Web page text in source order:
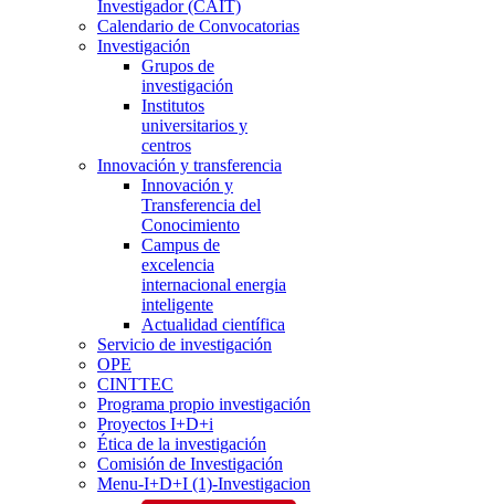
Investigador (CAIT)
Calendario de Convocatorias
Investigación
Grupos de
investigación
Institutos
universitarios y
centros
Innovación y transferencia
Innovación y
Transferencia del
Conocimiento
Campus de
excelencia
internacional energia
inteligente
Actualidad científica
Servicio de investigación
OPE
CINTTEC
Programa propio investigación
Proyectos I+D+i
Ética de la investigación
Comisión de Investigación
Menu-I+D+I (1)-Investigacion